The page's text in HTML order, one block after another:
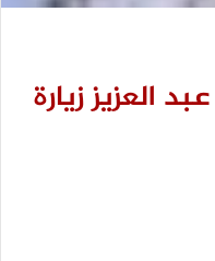
العزيز زيارة